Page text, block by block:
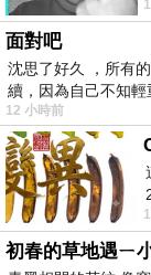
面對吧
沈思了好久 ，所有
續，因為自己不知
不
12 小時前
初春的草地遇ㄧ